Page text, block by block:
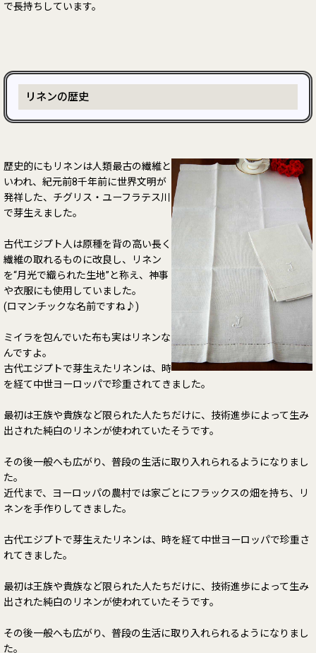
で長持ちしています。
リネンの歴史
歴史的にもリネンは人類最古の繊維と
いわれ、紀元前8千年前に世界文明が
発祥した、チグリス・ユーフラテス川
で芽生えました。
古代エジプト人は原種を背の高い長く
繊維の取れるものに改良し、リネン
を“月光で織られた生地”と称え、神事
や衣服にも使用していました。
(ロマンチックな名前ですね♪)
ミイラを包んでいた布も実はリネンな
んですよ。
古代エジプトで芽生えたリネンは、時
を経て中世ヨーロッパで珍重されてきました。
最初は王族や貴族など限られた人たちだけに、技術進歩によって生み
出された純白のリネンが使われていたそうです。
その後一般へも広がり、普段の生活に取り入れられるようになりまし
た。
近代まで、ヨーロッパの農村では家ごとにフラックスの畑を持ち、リ
ネンを手作りしてきました。
古代エジプトで芽生えたリネンは、時を経て中世ヨーロッパで珍重さ
れてきました。
最初は王族や貴族など限られた人たちだけに、技術進歩によって生み
出された純白のリネンが使われていたそうです。
その後一般へも広がり、普段の生活に取り入れられるようになりまし
た。